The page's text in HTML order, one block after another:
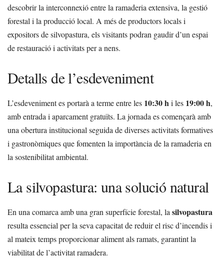
descobrir la interconnexió entre la ramaderia extensiva, la gestió
forestal i la producció local. A més de productors locals i
expositors de silvopastura, els visitants podran gaudir d’un espai
de restauració i activitats per a nens.
Detalls de l’esdeveniment
L’esdeveniment es portarà a terme entre les 10:30 h i les 19:00 h,
amb entrada i aparcament gratuïts. La jornada es començarà amb
una obertura institucional seguida de diverses activitats formatives
i gastronòmiques que fomenten la importància de la ramaderia en
la sostenibilitat ambiental.
La silvopastura: una solució natural
En una comarca amb una gran superfície forestal, la silvopastura
resulta essencial per la seva capacitat de reduir el risc d’incendis i
al mateix temps proporcionar aliment als ramats, garantint la
viabilitat de l’activitat ramadera.